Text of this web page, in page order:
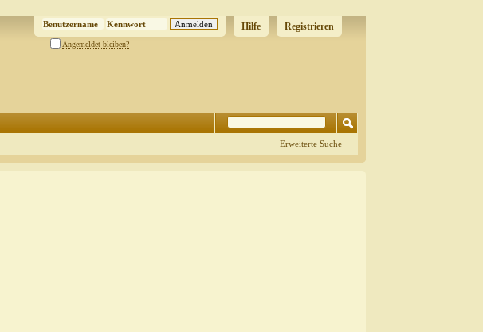
Registrieren
Hilfe
Angemeldet bleiben?
Erweiterte Suche